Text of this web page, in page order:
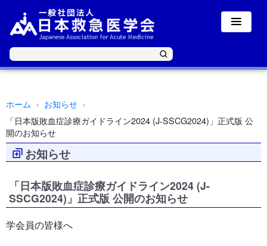
ホーム
お知らせ
「日本版敗血症診療ガイドライン2024 (J-SSCG2024)」正式版 公
開のお知らせ
お知らせ
「日本版敗血症診療ガイドライン2024 (J-
SSCG2024)」正式版 公開のお知らせ
学会員の皆様へ